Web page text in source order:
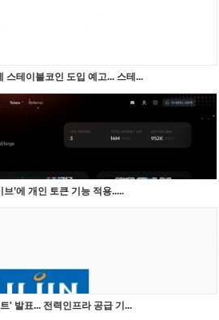
스테이블코인 도입 예고... 스테...
’에 개인 토큰 기능 적용.....
' 발표... 전력인프라 공급 기...